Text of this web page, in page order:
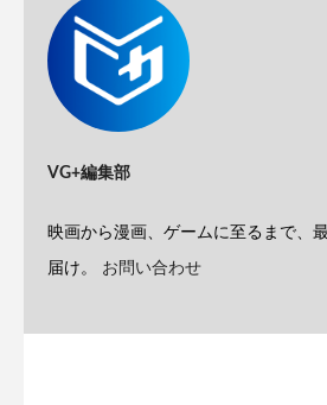
VG+編集部
映画から漫画、ゲームに至るまで、
届け。 お問い合わせ